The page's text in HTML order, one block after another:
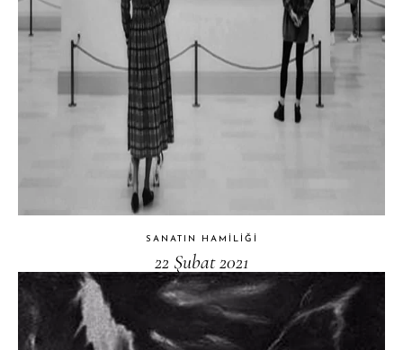
SANATIN HAMILIĞI
22 Şubat 2021